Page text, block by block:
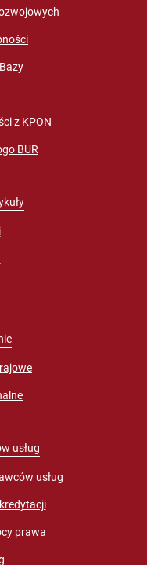
z KPON
BUR
usług
usług
prawa